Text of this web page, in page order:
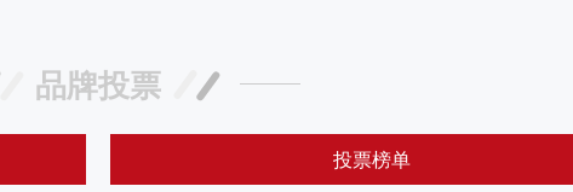
品牌投票
投票榜单